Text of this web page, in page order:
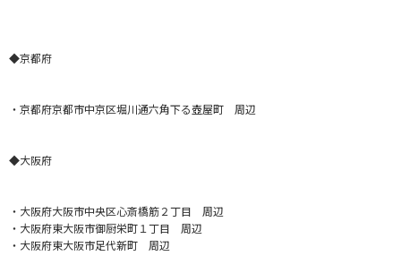
◆京都府
・京都府京都市中京区堀川通六角下る壺屋町 周辺
◆大阪府
・大阪府大阪市中央区心斎橋筋２丁目 周辺
・大阪府東大阪市御厨栄町１丁目 周辺
・大阪府東大阪市足代新町 周辺